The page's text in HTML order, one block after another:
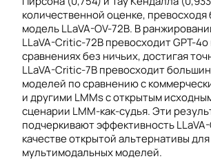
количественной оценке, превосходя
модель LLaVA-OV-72B. В
LLaVA-Critic-72B превосходит GPT-4o
сравнениях без ничьих, достигая
LLaVA-Critic-7B превосходит
моделей по сравнению с
и другими LMMs с открытым
сценарии LMM-как-судья. Эти
подчеркивают эффективность
качестве открытой альтернативы
мультимодальных моделей.